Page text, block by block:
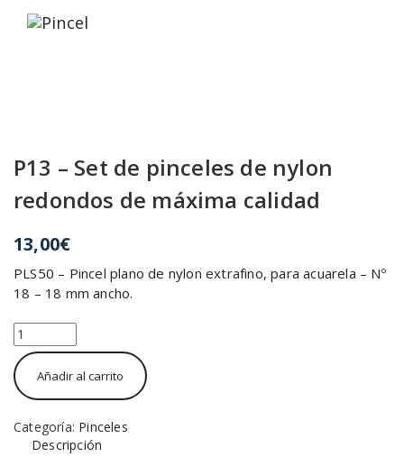
P13 – Set de pinceles de nylon
redondos de máxima calidad
13,00€
PLS50 – Pincel plano de nylon extrafino, para acuarela – Nº
18 – 18 mm ancho.
P13
-
Set
de
pinceles
de
nylon
redondos
Añadir al carrito
Categoría: Pinceles
Descripción